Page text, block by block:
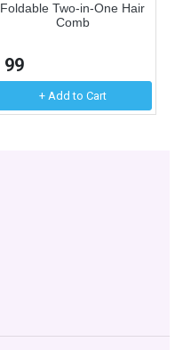
Foldable Two-in-One Hair
Comb
99
+ Add to Cart